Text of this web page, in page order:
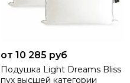
от 10 285 руб
Подушка Light Dreams Bliss
пух высшей категории